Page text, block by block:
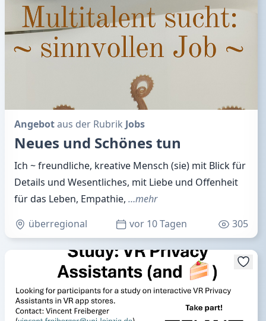
Angebotaus der Rubrik Jobs
Neues und Schönes tun
Ich ~ freundliche, kreative Mensch (sie) mit Blick für
Details und Wesentliches, mit Liebe und Offenheit
für das Leben, Empathie, …mehr
überregional
vor 10 Tagen 305